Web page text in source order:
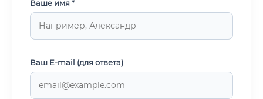
Ваше имя *
Ваш E-mail (для ответа)